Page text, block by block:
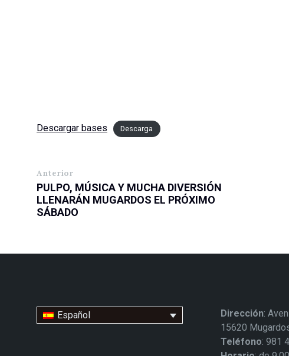
Descargar bases Descarga
Anterior
PULPO, MÚSICA Y MUCHA DIVERSIÓN
LLENARÁN MUGARDOS EL PRÓXIMO
SÁBADO
Español Dirección:
15620
Teléfono: 981